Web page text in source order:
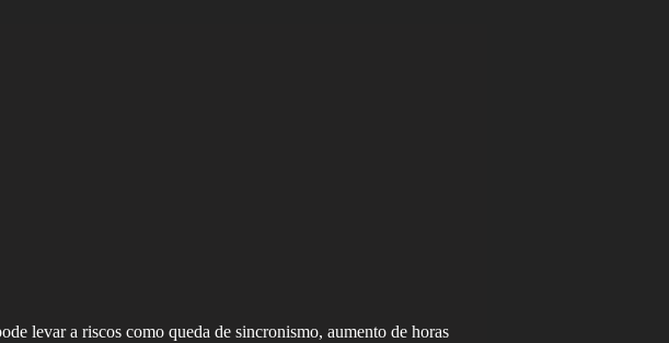
levar a riscos como queda de sincronismo, aumento de horas